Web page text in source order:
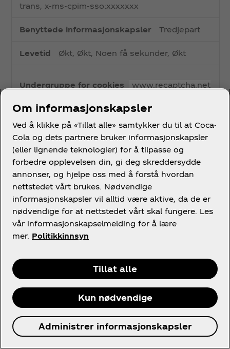
trans, x-ms-cpim-sso:xxxxxxx
Tredjepart
Økt, Økt, Noen få sekunder, Økt
www.recaptcha.net
_GRECAPTCHA
179 Dager
Analyser
Disse informasjonskapslene samler informasjon
som hvor mange brukere som bruker nettstedet
vårt eller hvilke sider som er populære for å hjelpe
samle inn informasjon for å forbedre opplevelsen.
n
a
l
y
_ga,
kndctr_9075A2B154DE8AF80A4C98A7_AdobeO
rg_cluster,_clsk,
Om informasjonskapsler
Ved å klikke på «Tillat alle» samtykker du til at Coca-
Cola og dets partnere bruker informasjonskapsler
(eller lignende teknologier) for å tilpasse og
forbedre opplevelsen din, gi deg skreddersydde
annonser, og hjelpe oss med å forstå hvordan
nettstedet vårt brukes. Nødvendige
informasjonskapsler vil alltid være aktive, da de er
nødvendige for at nettstedet vårt skal fungere. Les
vår informasjonskapselmelding for å lære
mer. Politikkinnsyn
Tillat alle
Kun nødvendige
Administrer informasjonskapsler